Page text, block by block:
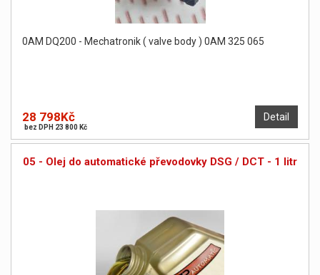
0AM DQ200 - Mechatronik ( valve body ) 0AM 325 065
Detail
28 798Kč
bez DPH 23 800 Kč
05 - Olej do automatické převodovky DSG / DCT - 1 litr